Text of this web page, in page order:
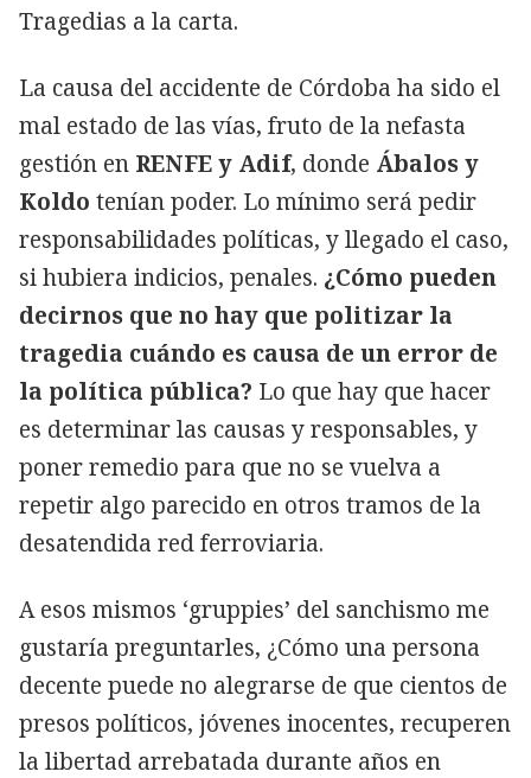
Tragedias a la carta.
La causa del accidente de Córdoba ha sido el
mal estado de las vías, fruto de la nefasta
gestión en RENFE y Adif, donde Ábalos y
Koldo tenían poder. Lo mínimo será pedir
responsabilidades políticas, y llegado el caso,
si hubiera indicios, penales. ¿Cómo pueden
decirnos que no hay que politizar la
tragedia cuándo es causa de un error de
la política pública? Lo que hay que hacer
es determinar las causas y responsables, y
poner remedio para que no se vuelva a
repetir algo parecido en otros tramos de la
desatendida red ferroviaria.
A esos mismos ‘gruppies’ del sanchismo me
gustaría preguntarles, ¿Cómo una persona
decente puede no alegrarse de que cientos de
presos políticos, jóvenes inocentes, recuperen
la libertad arrebatada durante años en